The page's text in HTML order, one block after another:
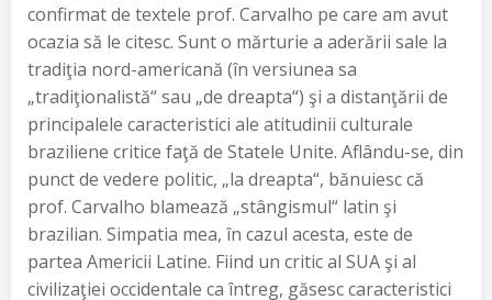
confirmat de textele prof. Carvalho pe care am avut
ocazia să le citesc. Sunt o mărturie a aderării sale la
tradiţia nord-americană (în versiunea sa
„tradiţionalistă“ sau „de dreapta“) şi a distanţării de
principalele caracteristici ale atitudinii culturale
braziliene critice faţă de Statele Unite. Aflându-se, din
punct de vedere politic, „la dreapta“, bănuiesc că
prof. Carvalho blamează „stângismul“ latin şi
brazilian. Simpatia mea, în cazul acesta, este de
partea Americii Latine. Fiind un critic al SUA şi al
civilizaţiei occidentale ca întreg, găsesc caracteristici